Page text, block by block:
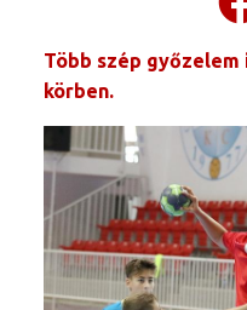
Több szép
körben.